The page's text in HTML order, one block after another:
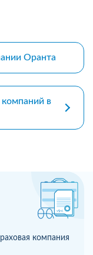
компания
Оранта
в